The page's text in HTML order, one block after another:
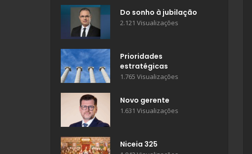
Do sonho à jubilação
2.121 Visualizações
Prioridades
estratégicas
1.765 Visualizações
Novo gerente
1.631 Visualizações
Niceia 325